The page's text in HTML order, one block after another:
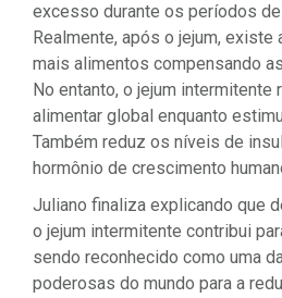
excesso durante os períodos
Realmente, após o jejum, existe
mais alimentos compensando
No entanto, o jejum intermitente
alimentar global enquanto
Também reduz os níveis de
hormônio de crescimento
Juliano finaliza explicando que
o jejum intermitente contribui
sendo reconhecido como uma
poderosas do mundo para a